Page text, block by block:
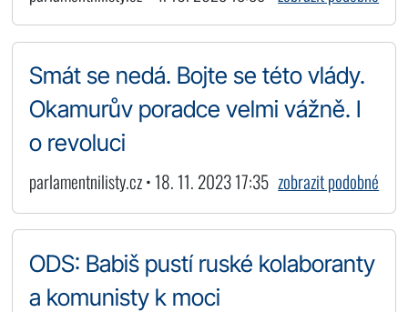
Smát se nedá. Bojte se této vlády.
Okamurův poradce velmi vážně. I
o revoluci
parlamentnilisty.cz • 18. 11. 2023 17:35 zobrazit podobné
ODS: Babiš pustí ruské kolaboranty
a komunisty k moci